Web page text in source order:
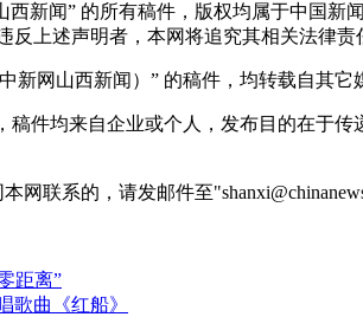
西新闻” 的所有稿件，版权均属于中国
上述声明者，本网将追究其相关法律责
新网山西新闻）” 的稿件，均转载自其
稿件均来自企业或个人，发布目的在于
联系的，请发邮件至
距离”
歌曲《红船》